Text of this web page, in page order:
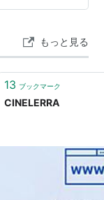
。 note.com
もっと見る
13 ブックマーク
CINELERRA